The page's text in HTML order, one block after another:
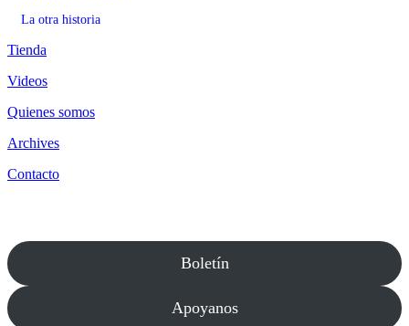
La otra historia
Tienda
Videos
Quienes somos
Archives
Contacto
Boletín
Apoyanos